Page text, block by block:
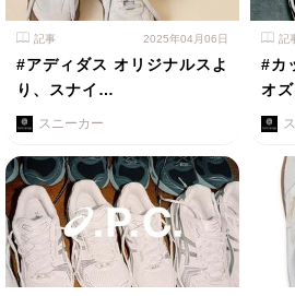
記事 2025年04月06日
#アディダス オリジナルスよ
り、スナイ…
スニーカー
記
#カ
オ